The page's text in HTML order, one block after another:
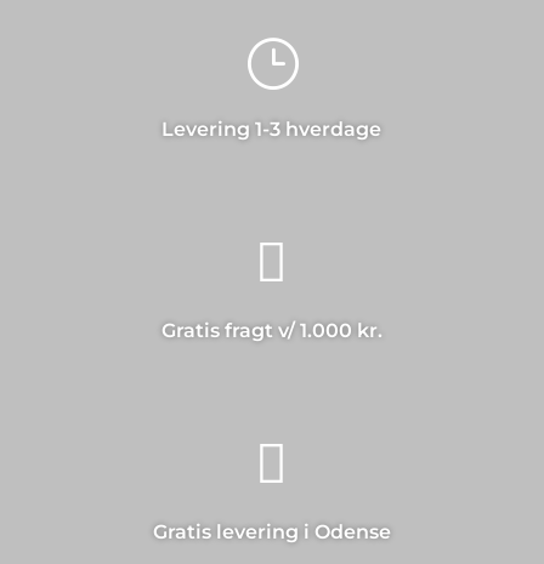
}
Levering 1-3 hverdage

Gratis fragt v/ 1.000 kr.

Gratis levering i Odense